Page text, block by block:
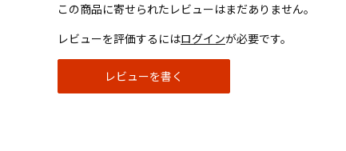
この商品に寄せられたレビューはまだありません。
レビューを評価するにはログインが必要です。
レビューを書く